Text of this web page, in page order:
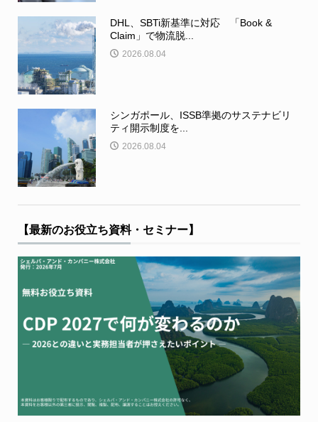
DHL、SBTi新基準に対応 「Book &
Claim」で物流脱...
2026.08.04
シンガポール、ISSB準拠のサステナビリ
ティ開示制度を...
2026.08.04
【最新のお役立ち資料・セミナー】